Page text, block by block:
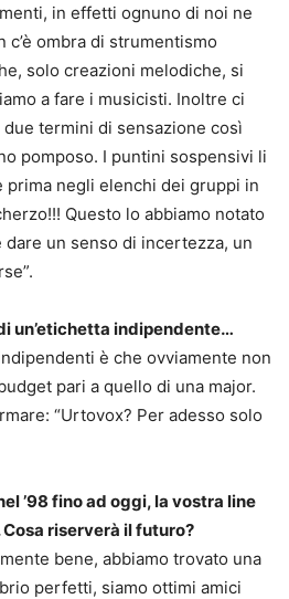
in effetti ognuno di noi ne
c’è ombra di strumentismo
solo creazioni melodiche, si
a fare i musicisti. Inoltre ci
termini di sensazione così
pomposo. I puntini sospensivi li
prima negli elenchi dei gruppi in
Questo lo abbiamo notato
un senso di incertezza, un
un’etichetta indipendente…
è che ovviamente non
pari a quello di una major.
“Urtovox? Per adesso solo
’98 fino ad oggi, la vostra line
riserverà il futuro?
bene, abbiamo trovato una
perfetti, siamo ottimi amici